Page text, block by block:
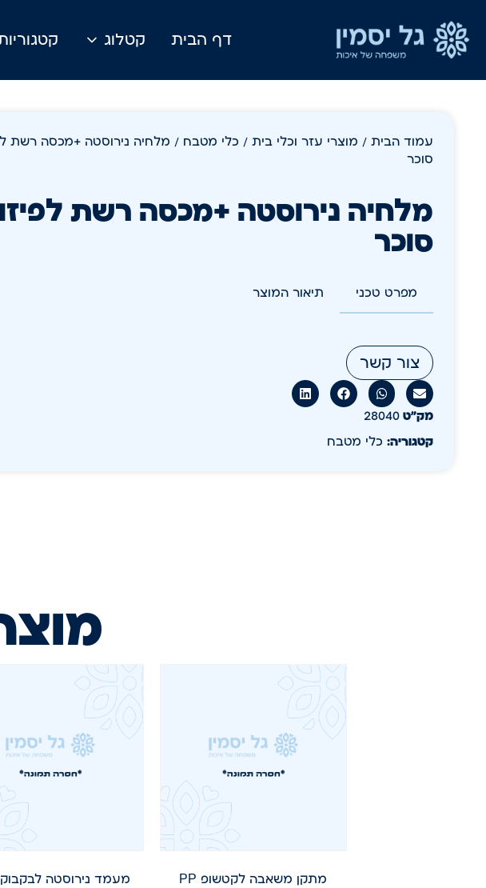
דף הבית קטלוג
עמוד הבית / מוצרי עזר וכלי בית / כלי מטבח / מלחיה נירוסטה +מכסה רשת
סוכר
מלחיה נירוסטה +מכסה רשת
סוכר
מפרט טכני תיאור המוצר
צור קשר
מק״ט 28040
קטגוריה: כלי מטבח
מתקן משאבה לקטשופ PP